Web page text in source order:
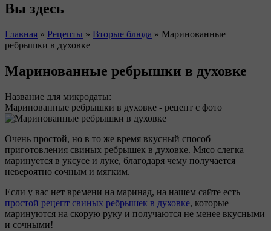
Вы здесь
Главная » Рецепты » Вторые блюда » Маринованные
ребрышки в духовке
Маринованные ребрышки в духовке
Название для микродаты:
Маринованные ребрышки в духовке - рецепт с фото
Очень простой, но в то же время вкусный способ
приготовления свиных ребрышек в духовке. Мясо слегка
маринуется в уксусе и луке, благодаря чему получается
невероятно сочным и мягким.
Если у вас нет времени на маринад, на нашем сайте есть
простой рецепт свиных ребрышек в духовке, которые
маринуются на скорую руку и получаются не менее вкусными
и сочными!